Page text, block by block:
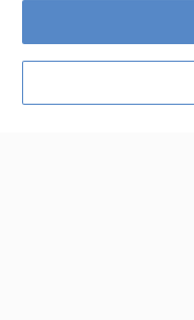
Политика обработки